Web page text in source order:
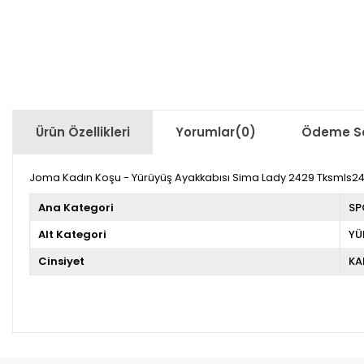
Ürün Özellikleri Yorumlar(0) Ödeme
Joma Kadın Koşu - Yürüyüş Ayakkabısı Sima Lady 2429
Ana Kategori
Alt Kategori
Cinsiyet